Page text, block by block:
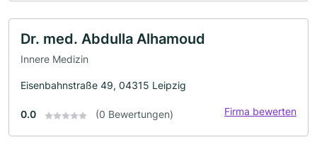
Dr. med. Abdulla Alhamoud
Innere Medizin
Eisenbahnstraße 49, 04315 Leipzig
0.0 (0 Bewertungen) Firma bewerten